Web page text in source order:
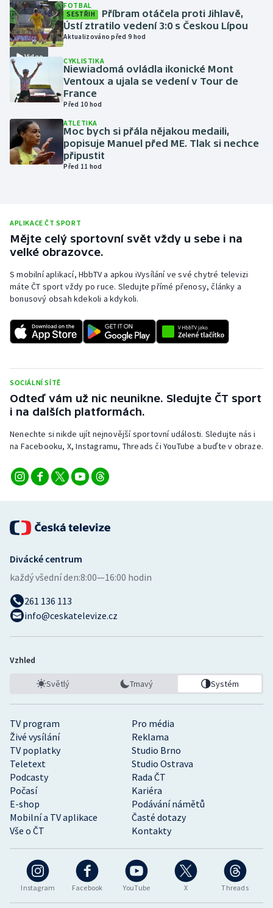
Lyže a snowboard
Moderní pětiboj
Motorsport
Olympijské hry
Parasport
Plavání
Ragby
Rychlobruslení
Rychlostní kanoistika
Sportovní střelba
Stolní tenis
Triatlon
Veslování
Volejbal
Video
FOTBAL
SESTŘIH
Příbram otáčela proti Jihlavě,
Ústí ztratilo vedení 3:0 s Českou Lípou
Aktualizováno před 9 hod
CYKLISTIKA
Niewiadomá ovládla ikonické Mont
Ventoux a ujala se vedení v Tour de
France
Před 10 hod
ATLETIKA
Moc bych si přála nějakou medaili,
popisuje Manuel před ME. Tlak si nechce
připustit
Před 11 hod
APLIKACE ČT SPORT
Mějte celý sportovní svět vždy u sebe i na
velké obrazovce.
S mobilní aplikací, HbbTV a apkou iVysílání ve své chytré televizi
máte ČT sport vždy po ruce. Sledujte přímé přenosy, články a
bonusový obsah kdekoli a kdykoli.
SOCIÁLNÍ SÍTĚ
Odteď vám už nic neunikne. Sledujte ČT sport
i na dalších platformách.
Nenechte si nikde ujít nejnovější sportovní události. Sledujte nás i
na Facebooku, X, Instagramu, Threads či YouTube a buďte v obraze.
Instagram Facebook YouTube X Threads
TV program
Pro média
Živé vysílání
Reklama
TV poplatky
Studio Brno
Teletext
Studio Ostrava
Podcasty
Rada ČT
Počasí
Kariéra
E-shop
Podávání námětů
Mobilní a TV aplikace
Časté dotazy
Vše o ČT
Kontakty
Divácké centrum
každý všední den:8:00—16:00 hodin
261 136 113
info@ceskatelevize.cz
Vzhled
Světlý Tmavý Systém